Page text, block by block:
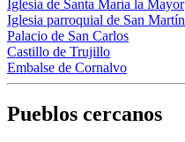
Iglesia de Santa María la Mayor
Iglesia parroquial de San Martín
Palacio de San Carlos
Castillo de Trujillo
Embalse de Cornalvo
Pueblos cercanos